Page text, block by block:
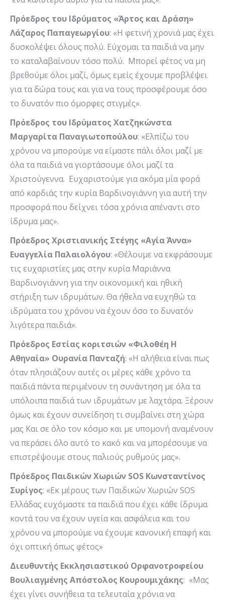
Πρόεδρος του Ιδρύματος «Άρτος και Δράση»
Λάζαρος Παπαγεωργίου: «Η φετινή χρονιά μας έχει
δυσκολέψει όλους πολύ. Εύχομαι τα παιδιά να μην
το καταλαβαίνουν τόσο πολύ. Μπορεί φέτος να μη
βρεθούμε όλοι μαζί, όμως εμείς έχουμε προβλέψει
για τα δώρα τους και για να τους προσφέρουμε όσο
το δυνατόν πιο όμορφες στιγμές».
Πρόεδρος του Ιδρύματος Χατζηκώνστα
Μαργαρίτα Παναγιωτοπούλου: «Ελπίζω του
χρόνου να μπορούμε να είμαστε πάλι όλοι μαζί με
όλα τα παιδιά να γιορτάσουμε όλοι μαζί τα
Χριστούγεννα. Ευχαριστούμε για ακόμα μία φορά
από καρδιάς την κυρία Βαρδινογιάννη για αυτή την
προσφορά που δείχνει τόσα χρόνια απέναντι στο
ίδρυμα μας».
Πρόεδρος Χριστιανικής Στέγης «Αγία Άννα»
Ευαγγελία Παλαιολόγου: «Θέλουμε να εκφράσουμε
τις ευχαριστίες μας στην κυρία Μαριάννα
Βαρδινογιάννη για την οικονομική και ηθική
στήριξη των ιδρυμάτων. Θα ήθελα να ευχηθώ τα
ιδρύματα του χρόνου να έχουν όσο το δυνατόν
λιγότερα παιδιά».
Πρόεδρος Εστίας κοριτσιών «Φιλοθέη Η
Αθηναία» Ουρανία Πανταζή: «Η αλήθεια είναι πως
όταν πλησιάζουν αυτές οι μέρες κάθε χρόνο τα
παιδιά πάντα περιμένουν τη συνάντηση με όλα τα
υπόλοιπα παιδιά των ιδρυμάτων με λαχτάρα. Ξέρουν
όμως και έχουν συνείδηση τι συμβαίνει στη χώρα
μας Και σε όλο τον κόσμο και με υπομονή αναμένουν
να περάσει όλο αυτό το κακό και να μπορέσουμε να
επιστρέψουμε στους παλιούς ρυθμούς μας».
Πρόεδρος Παιδικών Χωριών SOS Κωνσταντίνος
Συρίγος: «Εκ μέρους των Παιδικών Χωριών SOS
Ελλάδας ευχόμαστε τα παιδιά που έχει κάθε ίδρυμα
κοντά του να έχουν υγεία και ασφάλεια και του
χρόνου να μπορούμε να έχουμε κανονική επαφή και
όχι οπτική όπως φέτος»
Διευθυντής Εκκλησιαστικού Ορφανοτροφείου
Βουλιαγμένης Απόστολος Κουρουμιχάκης: «Μας
έχει γίνει συνήθεια τα τελευταία χρόνια να